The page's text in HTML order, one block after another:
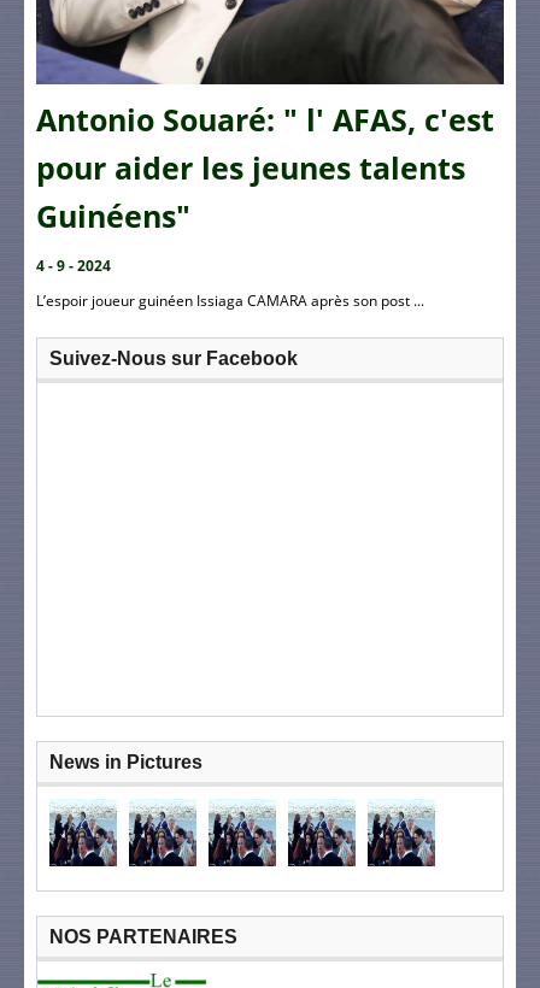
Antonio Souaré: " l' AFAS, c'est
pour aider les jeunes talents
Guinéens"
4 - 9 - 2024
L’espoir joueur guinéen Issiaga CAMARA après son post ...
Suivez-Nous sur Facebook
News in Pictures
NOS PARTENAIRES